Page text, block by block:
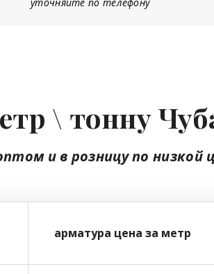
\ тонну
и в розницупо низкой
арматура цена за метр